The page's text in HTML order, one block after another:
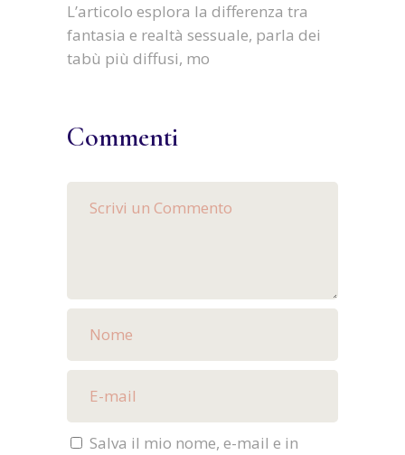
L’articolo esplora la differenza tra
fantasia e realtà sessuale, parla dei
tabù più diffusi, mo
Commenti
Salva il mio nome, e-mail e in